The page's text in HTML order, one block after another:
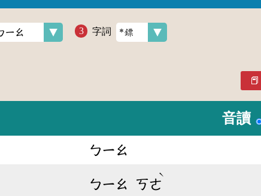
字詞
音讀
ㄅㄧㄠ
ㄅㄧㄠ ㄎㄜ
ˋ